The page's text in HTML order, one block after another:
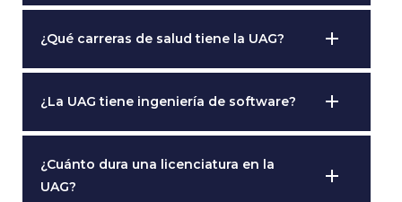
¿Qué carreras de salud tiene la UAG? add
¿La UAG tiene ingeniería de software? add
¿Cuánto dura una licenciatura en la
UAG?
add